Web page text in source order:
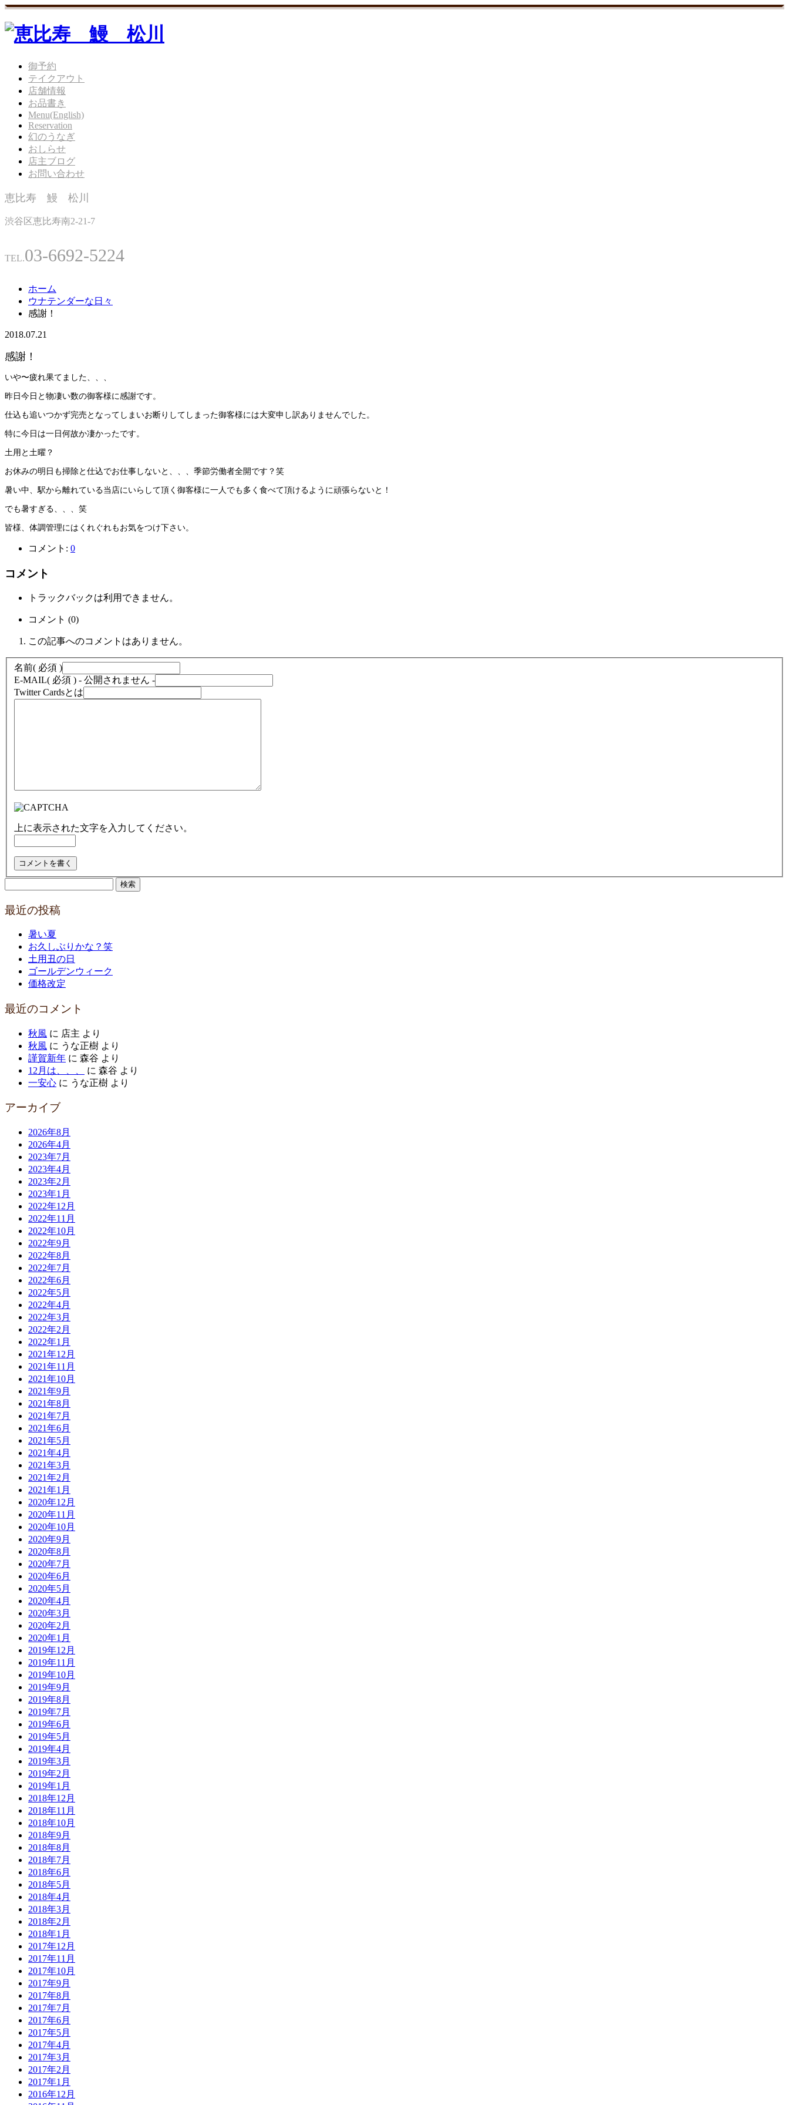
御予約
テイクアウト
店舗情報
お品書き
Menu(English)
Reservation
幻のうなぎ
おしらせ
店主ブログ
お問い合わせ
恵比寿 鰻 松川
渋谷区恵比寿南2-21-7
TEL.03-6692-5224
ホーム
ウナテンダーな日々
感謝！
2018.07.21
感謝！
いや〜疲れ果てました、、、
昨日今日と物凄い数の御客様に感謝です。
仕込も追いつかず完売となってしまいお断りしてしまった御客様には大変申し訳ありませんでした。
特に今日は一日何故か凄かったです。
土用と土曜？
お休みの明日も掃除と仕込でお仕事しないと、、、季節労働者全開です？笑
暑い中、駅から離れている当店にいらして頂く御客様に一人でも多く食べて頂けるように頑張らないと！
でも暑すぎる、、、笑
皆様、体調管理にはくれぐれもお気をつけ下さい。
コメント: 0
コメント
トラックバックは利用できません。
コメント (0)
この記事へのコメントはありません。
名前( 必須 )
E-MAIL( 必須 ) - 公開されません -
Twitter Cardsとは
上に表示された文字を入力してください。
最近の投稿
暑い夏
お久しぶりかな？笑
土用丑の日
ゴールデンウィーク
価格改定
最近のコメント
秋風 に 店主 より
秋風 に うな正樹 より
謹賀新年 に 森谷 より
12月は、、、
に 森谷 より
一安心 に うな正樹 より
アーカイブ
2026年8月
2026年4月
2023年7月
2023年4月
2023年2月
2023年1月
2022年12月
2022年11月
2022年10月
2022年9月
2022年8月
2022年7月
2022年6月
2022年5月
2022年4月
2022年3月
2022年2月
2022年1月
2021年12月
2021年11月
2021年10月
2021年9月
2021年8月
2021年7月
2021年6月
2021年5月
2021年4月
2021年3月
2021年2月
2021年1月
2020年12月
2020年11月
2020年10月
2020年9月
2020年8月
2020年7月
2020年6月
2020年5月
2020年4月
2020年3月
2020年2月
2020年1月
2019年12月
2019年11月
2019年10月
2019年9月
2019年8月
2019年7月
2019年6月
2019年5月
2019年4月
2019年3月
2019年2月
2019年1月
2018年12月
2018年11月
2018年10月
2018年9月
2018年8月
2018年7月
2018年6月
2018年5月
2018年4月
2018年3月
2018年2月
2018年1月
2017年12月
2017年11月
2017年10月
2017年9月
2017年8月
2017年7月
2017年6月
2017年5月
2017年4月
2017年3月
2017年2月
2017年1月
2016年12月